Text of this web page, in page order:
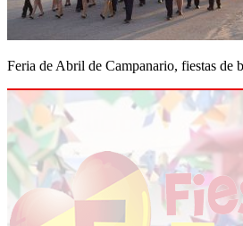
Feria de Abril de Campanario, fiestas de